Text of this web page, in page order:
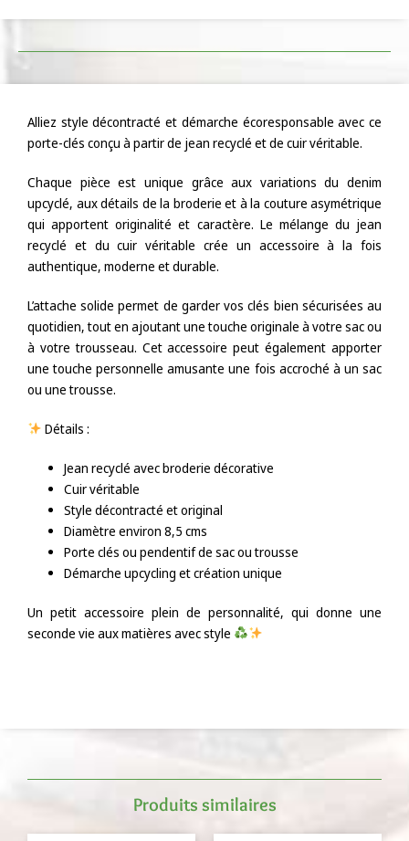
Alliez style décontracté et démarche écoresponsable avec ce
porte-clés conçu à partir de jean recyclé et de cuir véritable.
Chaque pièce est unique grâce aux variations du denim
upcyclé, aux détails de la broderie et à la couture asymétrique
qui apportent originalité et caractère. Le mélange du jean
recyclé et du cuir véritable crée un accessoire à la fois
authentique, moderne et durable.
L’attache solide permet de garder vos clés bien sécurisées au
quotidien, tout en ajoutant une touche originale à votre sac ou
à votre trousseau. Cet accessoire peut également apporter
une touche personnelle amusante une fois accroché à un sac
ou une trousse.
Détails :
Jean recyclé avec broderie décorative
Cuir véritable
Style décontracté et original
Diamètre environ 8,5 cms
Porte clés ou pendentif de sac ou trousse
Démarche upcycling et création unique
Un petit accessoire plein de personnalité, qui donne une
seconde vie aux matières avec style
Produits similaires